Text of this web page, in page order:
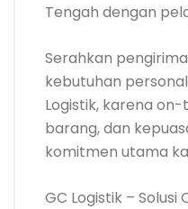
Tengah dengan
Serahkan
kebutuhan
Logistik, karena
barang, dan
komitmen utama
GC Logistik –